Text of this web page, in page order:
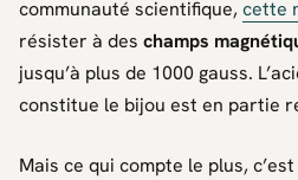
communauté scientifique,cette
résister à des champs
jusqu’à plus de 1000 gauss.
constitue le bijou est en partie
Mais ce qui compte le plus,